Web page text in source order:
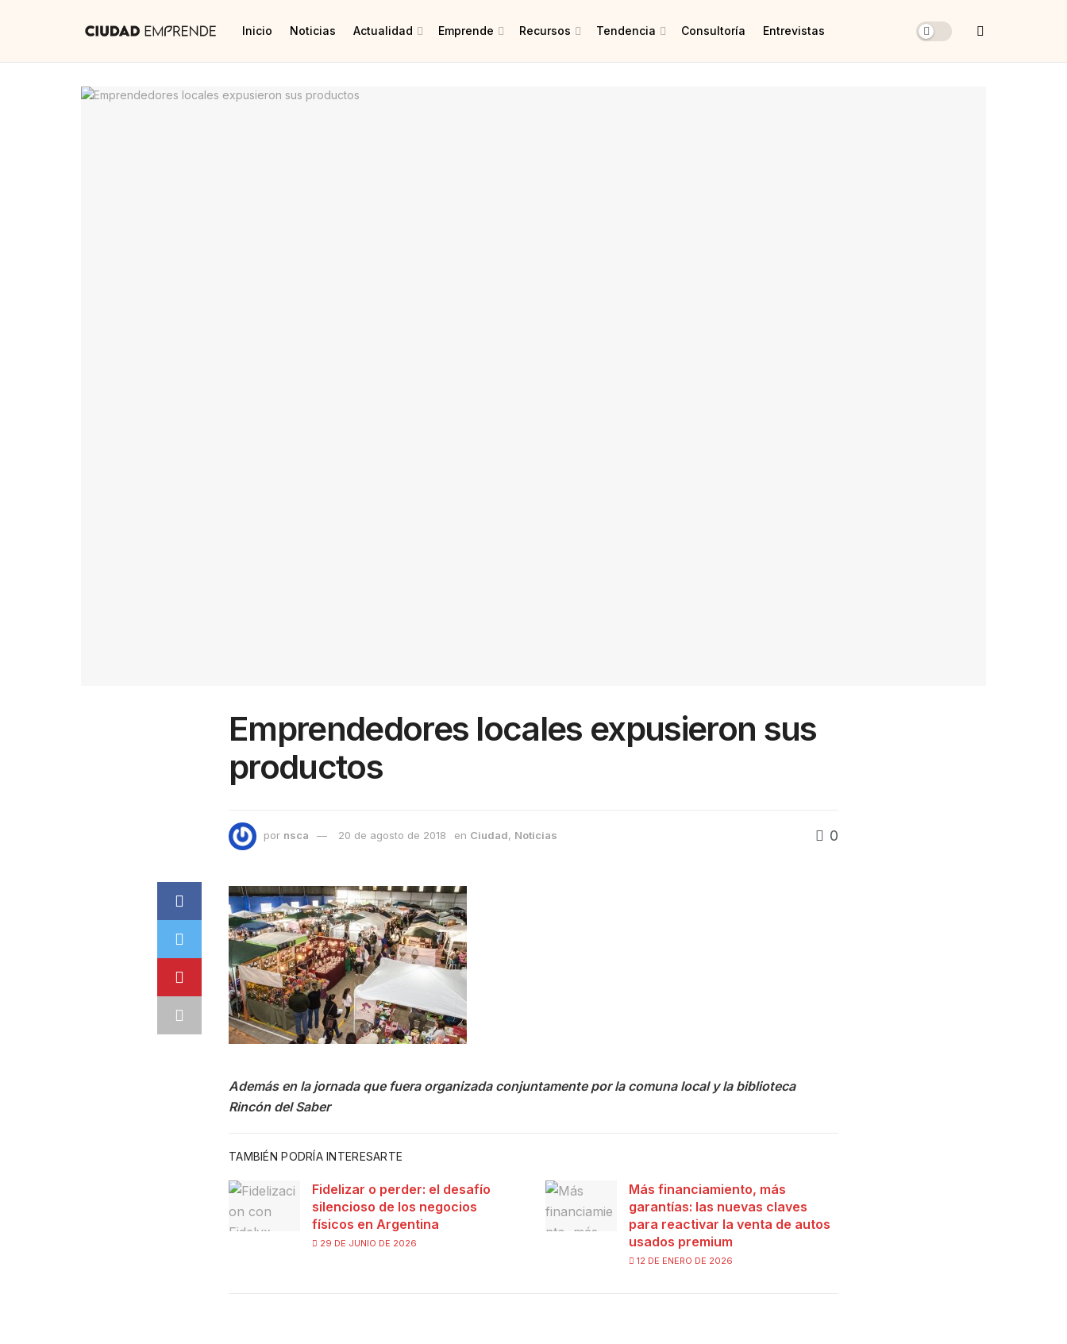
Inicio Noticias Actualidad Emprende Recursos Tendencia Consultoría Entrevistas
Emprendedores locales expusieron sus
productos
por nsca 20 de agosto de 2018 en Ciudad, Noticias 0
Además en la jornada que fuera organizada conjuntamente por la comuna local y la biblioteca
Rincón del Saber
TAMBIÉN PODRÍA INTERESARTE
Fidelizar o perder: el desafío
silencioso de los negocios
físicos en Argentina
29 DE JUNIO DE 2026
Más financiamiento, más
garantías: las nuevas claves
para reactivar la venta de autos
usados premium
12 DE ENERO DE 2026